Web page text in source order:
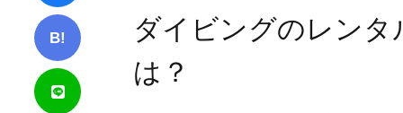
B!
ダイビングのレン
は？